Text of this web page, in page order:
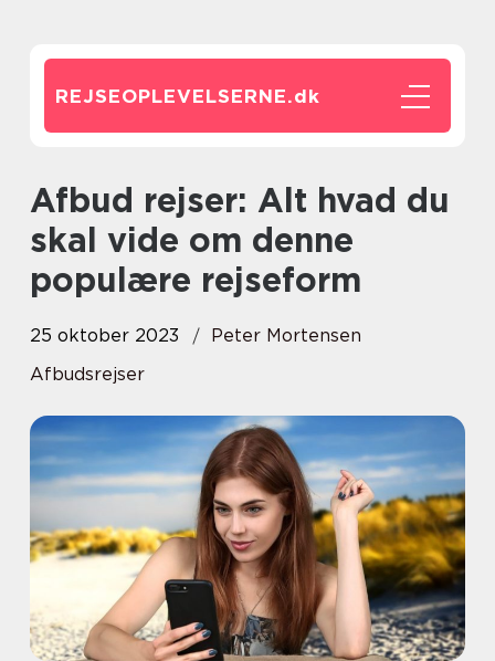
REJSEOPLEVELSERNE.dk
Afbud rejser: Alt hvad du
skal vide om denne
populære rejseform
25 oktober 2023
Peter Mortensen
Afbudsrejser